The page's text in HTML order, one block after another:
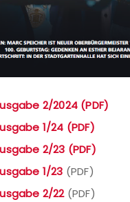
2/2024 (PDF)
1/24 (PDF)
2/23 (PDF)
1/23 (PDF)
2/22 (PDF)